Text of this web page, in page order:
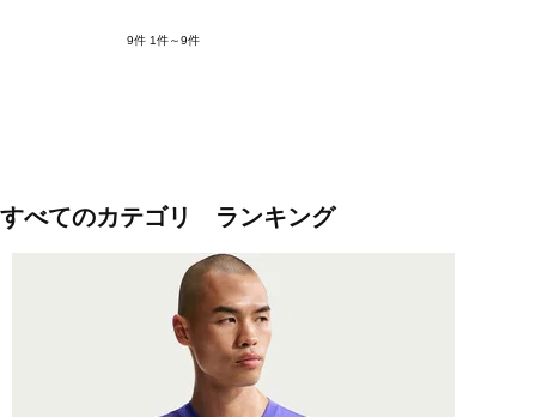
9件 1件～9件
すべてのカテゴリ ランキング